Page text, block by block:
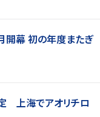
開幕 初の年度またぎ
上海でアオリチロ